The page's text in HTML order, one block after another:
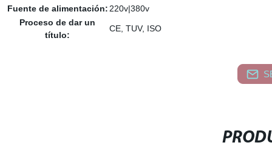
Fuente de alimentación: 220v|380v
Proceso de dar un
título:
CE, TUV, ISO